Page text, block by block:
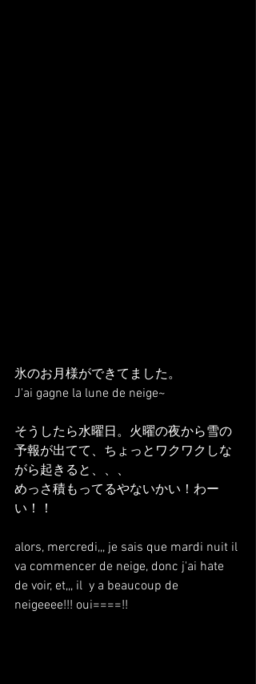
氷のお月様ができてました。
J'ai gagne la lune de neige~
そうしたら水曜日。火曜の夜から雪の
予報が出てて、ちょっとワクワクしな
がら起きると、、、
めっさ積もってるやないかい！わー
い！！
alors, mercredi,,, je sais que mardi nuit il
va commencer de neige, donc j'ai hate
de voir, et,,, il  y a beaucoup de
neigeeee!!! oui====!!